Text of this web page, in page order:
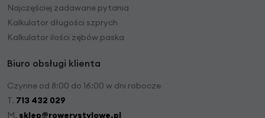
Najczęściej zadawane pytania
Kalkulator długości szprych
Kalkulator ilości zębów paska
Biuro obsługi klienta
Czynne od 8:00 do 16:00 w dni robocze
T. 713 432 029
M. sklep@rowerystylowe.pl